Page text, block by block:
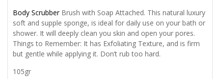
Body ScrubberBrush with Soap Attached. This natural luxury
soft and supple sponge, is ideal for daily use on your bath or
shower. It will deeply clean you skin and open your pores.
Things to Remember: It has Exfoliating Texture, and is firm
but gentle while applying it. Don’t rub too hard.
105gr